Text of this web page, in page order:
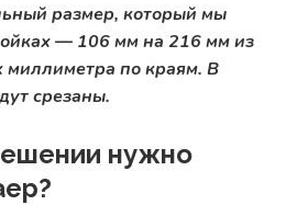
размер, который мы
— 106 мм на 216 мм из
миллиметра по краям. В
срезаны.
нужно